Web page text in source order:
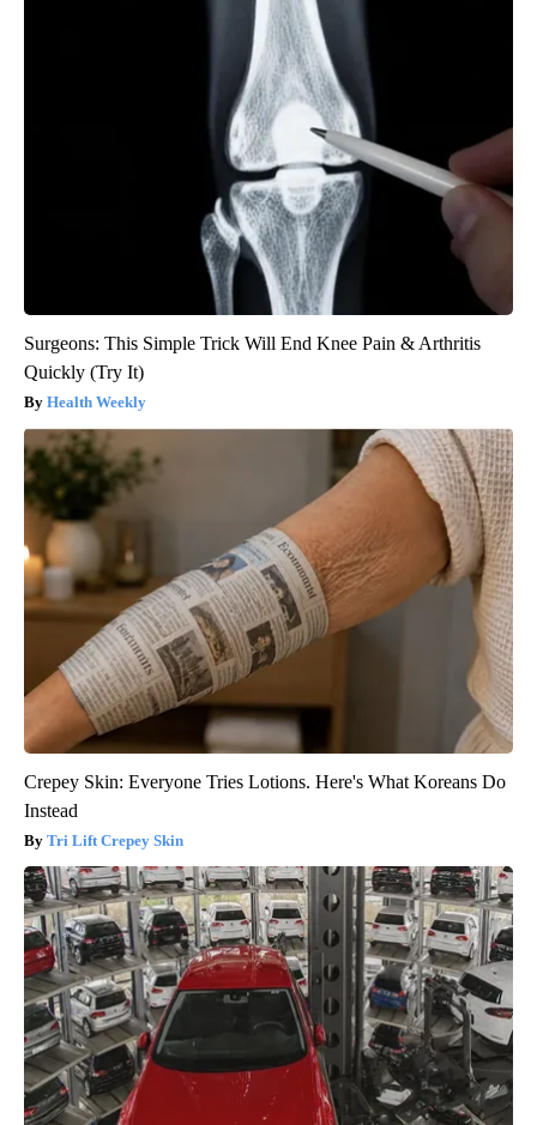
Surgeons: This Simple Trick Will End Knee Pain & Arthritis
Quickly (Try It)
Health Weekly
Crepey Skin: Everyone Tries Lotions. Here's What Koreans Do
Instead
Tri Lift Crepey Skin